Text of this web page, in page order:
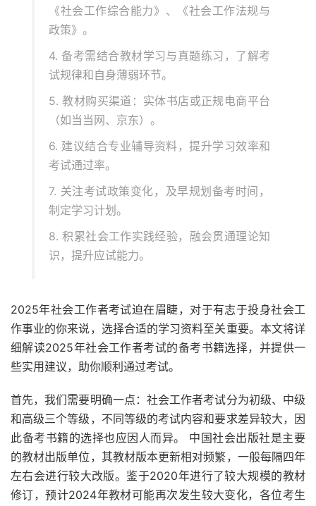
《社会工作综合能力》、《社会工作法规与
政策》。
4. 备考需结合教材学习与真题练习，了解考
试规律和自身薄弱环节。
5. 教材购买渠道：实体书店或正规电商平台
（如当当网、京东）。
6. 建议结合专业辅导资料，提升学习效率和
考试通过率。
7. 关注考试政策变化，及早规划备考时间，
制定学习计划。
8. 积累社会工作实践经验，融会贯通理论知
识，提升应试能力。
2025年社会工作者考试迫在眉睫，对于有志于投身社会工
作事业的你来说，选择合适的学习资料至关重要。本文将详
细解读2025年社会工作者考试的备考书籍选择，并提供一
些实用建议，助你顺利通过考试。
首先，我们需要明确一点：社会工作者考试分为初级、中级
和高级三个等级，不同等级的考试内容和要求差异较大，因
此备考书籍的选择也应因人而异。 中国社会出版社是主要
的教材出版单位，其教材版本更新相对频繁，一般每隔四年
左右会进行较大改版。鉴于2020年进行了较大规模的教材
修订，预计2024年教材可能再次发生较大变化，各位考生